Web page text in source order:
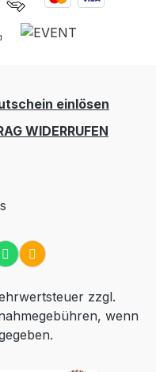
einlösen
WIDERRUFEN
zzgl.
wenn